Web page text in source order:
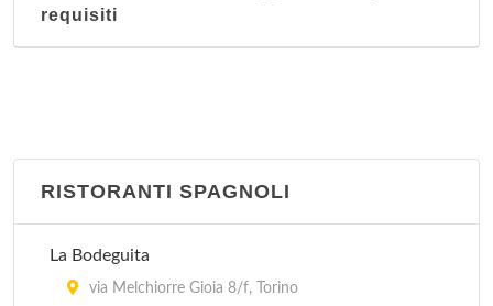
requisiti
RISTORANTI SPAGNOLI
La Bodeguita
via Melchiorre Gioia 8/f, Torino